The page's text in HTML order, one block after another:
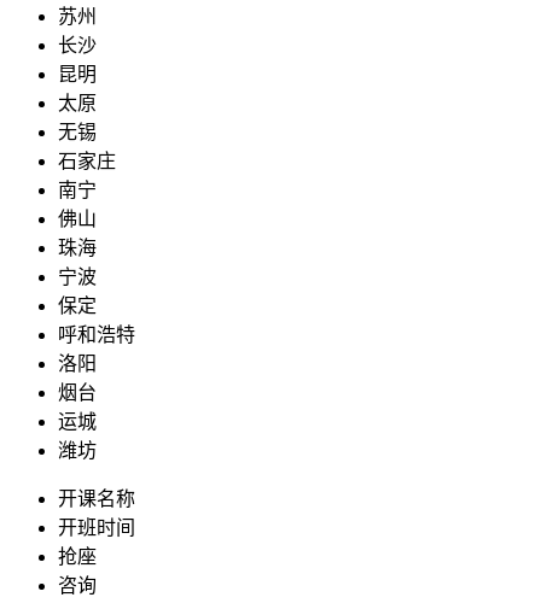
苏州
长沙
昆明
太原
无锡
石家庄
南宁
佛山
珠海
宁波
保定
呼和浩特
洛阳
烟台
运城
潍坊
开课名称
开班时间
抢座
咨询